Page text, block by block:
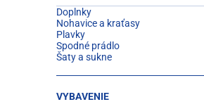
Doplnky
Nohavice a kraťasy
Plavky
Spodné prádlo
Šaty a sukne
VYBAVENIE